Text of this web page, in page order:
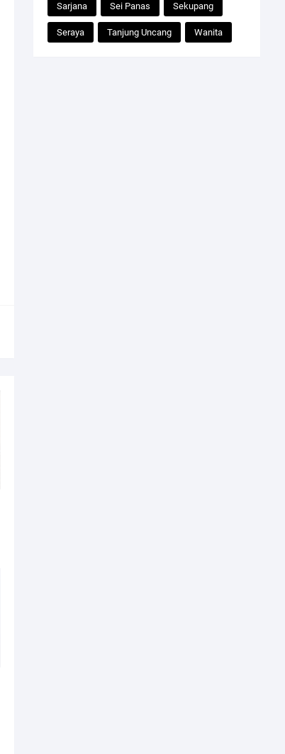
Sarjana Sei Panas Sekupang
Seraya Tanjung Uncang Wanita